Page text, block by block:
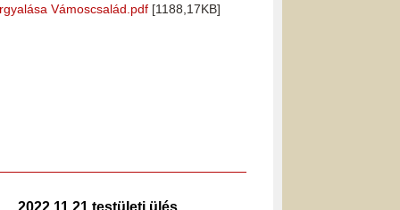
Vámoscsalád.pdf [1188,17KB]